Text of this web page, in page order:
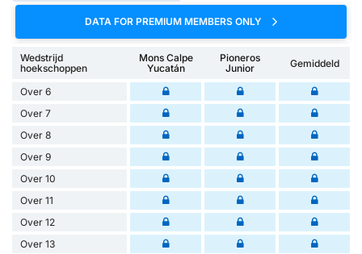
DATA FOR PREMIUM MEMBERS ONLY
Wedstrijd
hoekschoppen
Mons Calpe
Yucatán
Pioneros
Junior
Gemiddeld
Over 6
Over 7
Over 8
Over 9
Over 10
Over 11
Over 12
Over 13